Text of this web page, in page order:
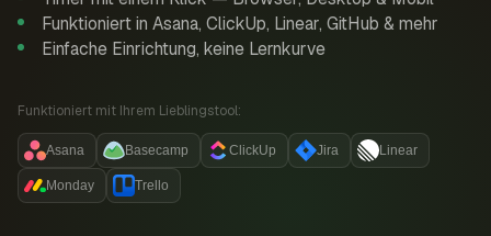
Funktioniert in Asana, ClickUp, Linear, GitHub & mehr
Einfache Einrichtung, keine Lernkurve
Funktioniert mit Ihrem Lieblingstool:
Asana Basecamp ClickUp Jira Linear
Monday Trello